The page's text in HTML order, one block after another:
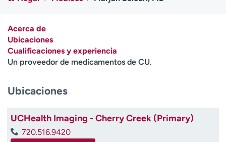
Ready. Set. CO.
Ensayos clínicos
Atención a medios de
comunicación
Contáctenos Noticias e historias
A
d
Acerca de
Ubicaciones
Cualificaciones y experiencia
Un proveedor de medicamentos de CU.
Ubicaciones
UCHealth Imaging - Cherry Creek (Primary)
720.516.9420